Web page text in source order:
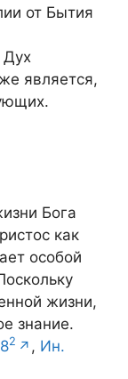
от Бытия
является,
Бога
как
особой
жизни,
знание.
2 , Ин.